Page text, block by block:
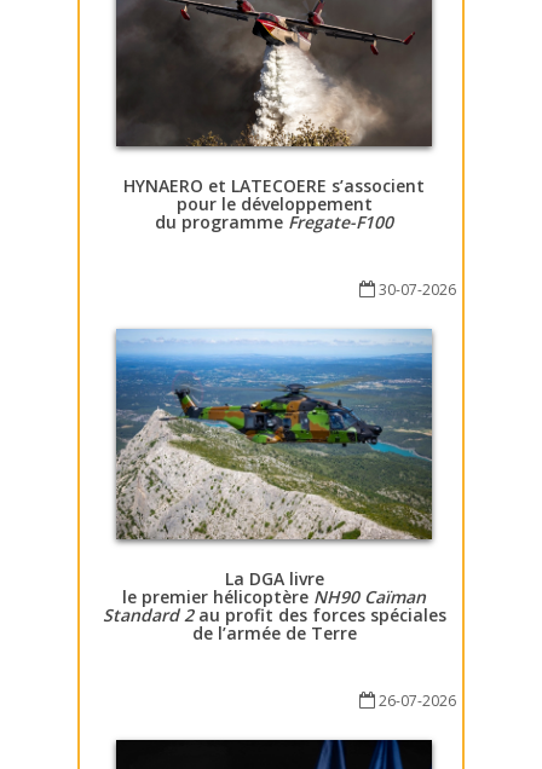
HYNAERO et LATECOERE s’associent
pour le développement
du programme Fregate-F100
30-07-2026
La DGA livre
le premier hélicoptère NH90 Caïman
Standard 2au profit des forces spéciales
de l’armée de Terre
26-07-2026